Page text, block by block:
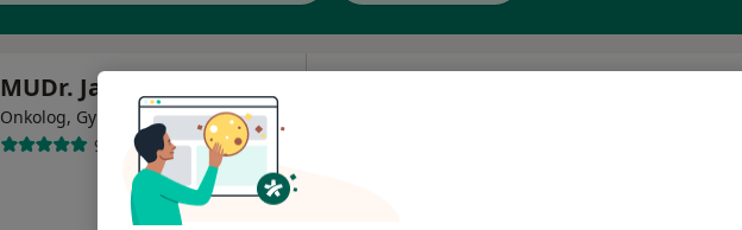
MUDr. Jaroslav Kotrba
Onkolog, Gynekolog
90 názorů